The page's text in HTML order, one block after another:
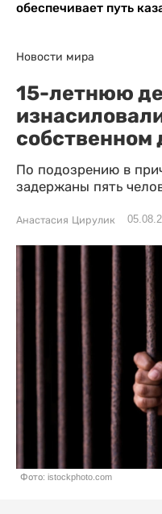
обеспечивает путь
Новости мира
15-летнюю
собственном
По подозрению в
задержаны пять
Анастасия Цирулик
Фото: istockphoto.com